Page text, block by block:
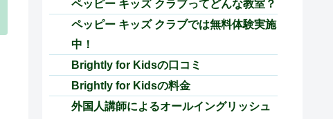
ペッピー キッズ クラブってどんな教室？
ペッピー キッズ クラブでは無料体験実施
中！
Brightly for Kidsの口コミ
Brightly for Kidsの料金
外国人講師によるオールイングリッシュ